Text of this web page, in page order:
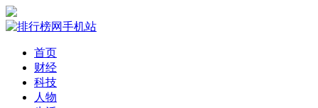
首页
财经
科技
人物